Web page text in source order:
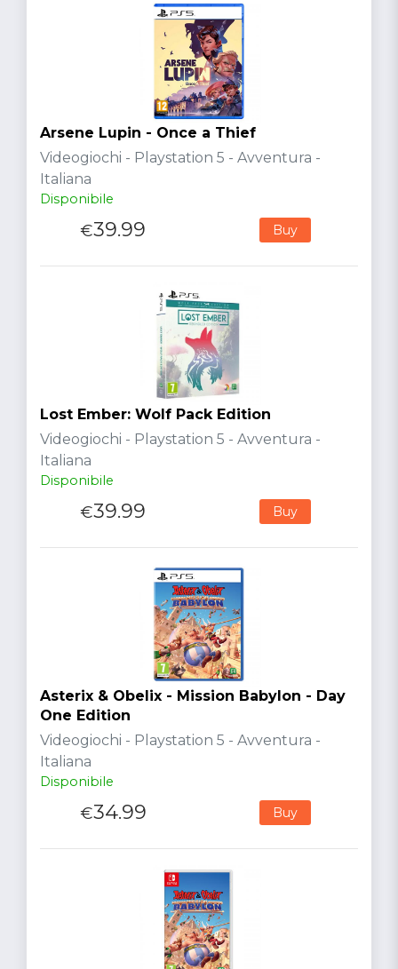
Arsene Lupin - Once a Thief
Videogiochi - Playstation 5 - Avventura -
Italiana
Disponibile
€39.99 Buy
Lost Ember: Wolf Pack Edition
Videogiochi - Playstation 5 - Avventura -
Italiana
Disponibile
€39.99 Buy
Asterix & Obelix - Mission Babylon - Day
One Edition
Videogiochi - Playstation 5 - Avventura -
Italiana
Disponibile
€34.99 Buy